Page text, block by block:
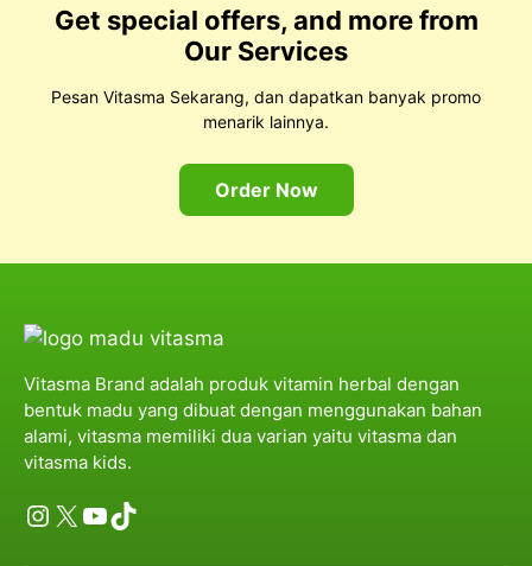
Get special offers, and more from
Our Services
Pesan Vitasma Sekarang, dan dapatkan banyak promo
menarik lainnya.
Order Now
Vitasma Brand adalah produk vitamin herbal dengan
bentuk madu yang dibuat dengan menggunakan bahan
alami, vitasma memiliki dua varian yaitu vitasma dan
vitasma kids.
Instagram
X YouTube
TikTok